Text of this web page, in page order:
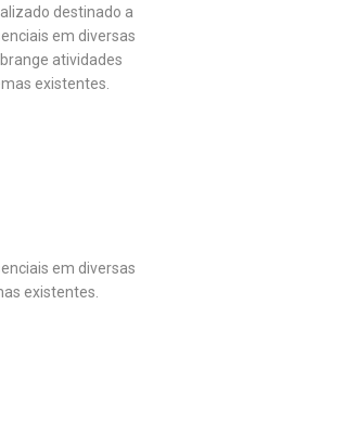
destinado a
em diversas
atividades
existentes.
em diversas
existentes.